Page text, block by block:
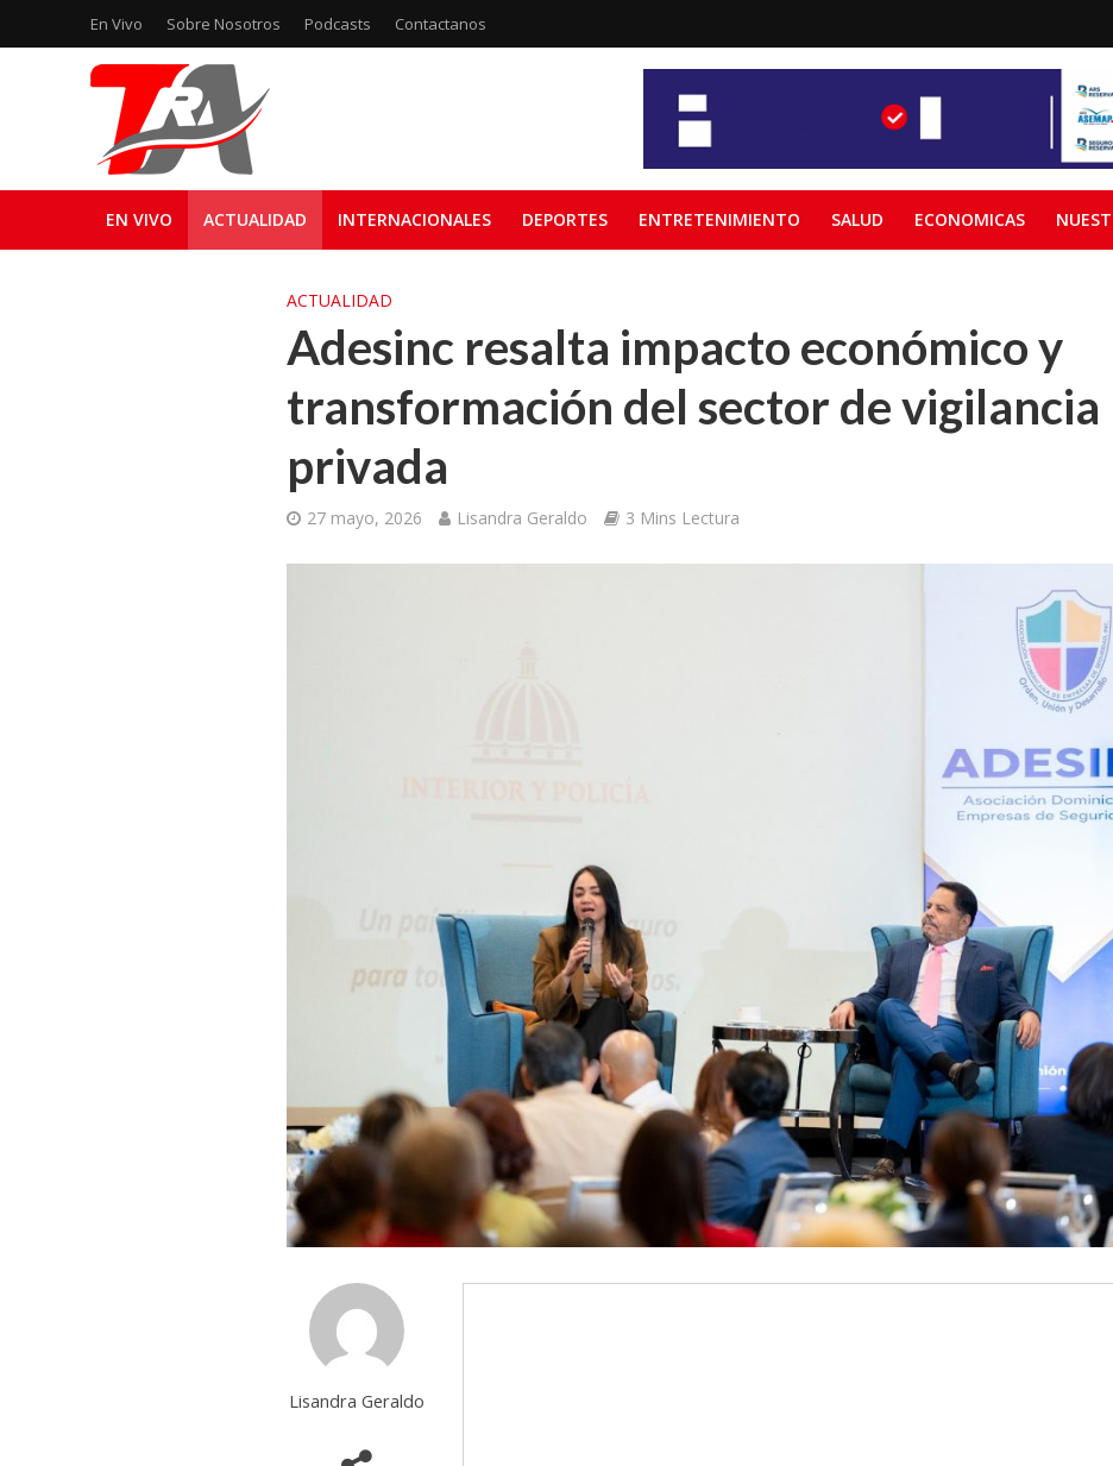
En Vivo Sobre Nosotros Podcasts Contactanos
EN VIVO ACTUALIDAD INTERNACIONALES DEPORTES ENTRETENIMIENTO SALUD ECONOMICAS
ACTUALIDAD
Adesinc resalta impacto económico y
transformación del sector de vigilancia
privada
27 mayo, 2026 Lisandra Geraldo 3 Mins Lectura
Lisandra Geraldo